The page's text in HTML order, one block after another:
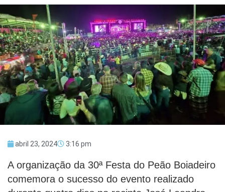
abril 23, 2024 3:16 pm
A organização da 30ª Festa do Peão Boiadeiro
comemora o sucesso do evento realizado